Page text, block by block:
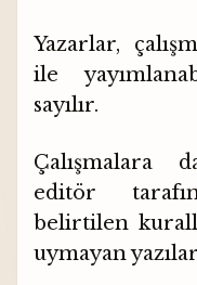
Yazarlar,
ile
sayılır.
Çalışmalara
editör
belirtilen
uymayan